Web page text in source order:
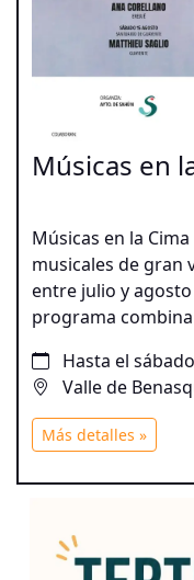
Músicas en
Músicas en la
musicales de gran
entre julio y
programa combina
innovadoras del
recorrido por
de Ana Corellano y
programación que
Hasta el sábado
Valle de
Más detalles »